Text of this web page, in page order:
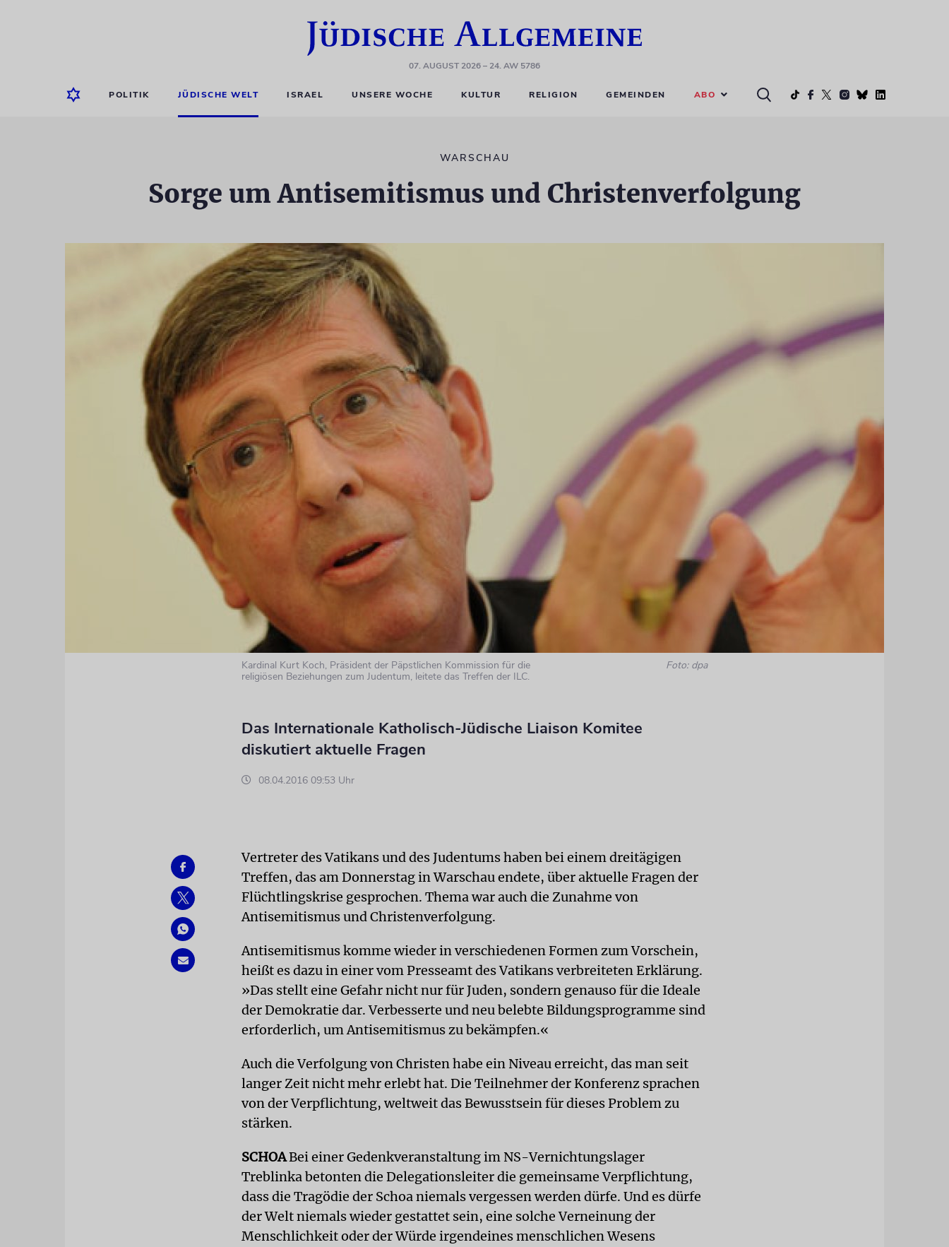
07. AUGUST 2026– 24. AW 5786
POLITIK JÜDISCHE WELT ISRAEL UNSERE WOCHE KULTUR RELIGION GEMEINDEN ABO
WARSCHAU
Sorge um Antisemitismus und Christenverfolgung
Kardinal Kurt Koch, Präsident der Päpstlichen Kommission für die
religiösen Beziehungen zum Judentum, leitete das Treffen der ILC.
Foto: dpa
Das Internationale Katholisch-Jüdische Liaison Komitee
diskutiert aktuelle Fragen
08.04.2016 09:53 Uhr
Vertreter des Vatikans und des Judentums haben bei einem dreitägigen
Treffen, das am Donnerstag in Warschau endete, über aktuelle Fragen der
Flüchtlingskrise gesprochen. Thema war auch die Zunahme von
Antisemitismus und Christenverfolgung.
Antisemitismus komme wieder in verschiedenen Formen zum Vorschein,
heißt es dazu in einer vom Presseamt des Vatikans verbreiteten Erklärung.
»Das stellt eine Gefahr nicht nur für Juden, sondern genauso für die Ideale
der Demokratie dar. Verbesserte und neu belebte Bildungsprogramme sind
erforderlich, um Antisemitismus zu bekämpfen.«
Auch die Verfolgung von Christen habe ein Niveau erreicht, das man seit
langer Zeit nicht mehr erlebt hat. Die Teilnehmer der Konferenz sprachen
von der Verpflichtung, weltweit das Bewusstsein für dieses Problem zu
stärken.
SCHOABei einer Gedenkveranstaltung im NS-Vernichtungslager
Treblinka betonten die Delegationsleiter die gemeinsame Verpflichtung,
dass die Tragödie der Schoa niemals vergessen werden dürfe. Und es dürfe
der Welt niemals wieder gestattet sein, eine solche Verneinung der
Menschlichkeit oder der Würde irgendeines menschlichen Wesens